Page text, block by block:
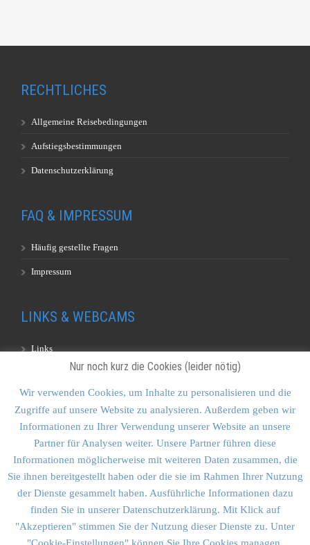
RECHTLICHES
Allgemeine Reisebedingungen
Aufstiegsbestimmungen
Datenschutzerklärung
FAQ & IMPRESSUM
Häufig gestellte Fragen
Impressum
LINKS & WEBCAMS
Links
KONTAKT & SITEMAP
Kontakt
Sitemap
Vulkankultour-BUFF®
Nur noch kurz die Cookies (leider nötig)
Wir verwenden Cookies, um Inhalte zu personalisieren und die
Zugriffe auf unsere Website zu analysieren. Außerdem geben wir
Informationen zu Ihrer Verwendung unserer Website an unsere
Partner für Analysen weiter. Unsere Partner führen diese
Informationen möglicherweise mit weiteren Daten zusammen, die
Sie ihnen bereitgestellt haben oder die sie im Rahmen Ihrer Nutzung
der Dienste gesammelt haben. Ausführliche Informationen dazu
finden Sie in unserer Datenschutzerklärung. Mit Klick auf
"Akzeptieren" stimmen Sie der Nutzung dieser Dienste zu. Unter